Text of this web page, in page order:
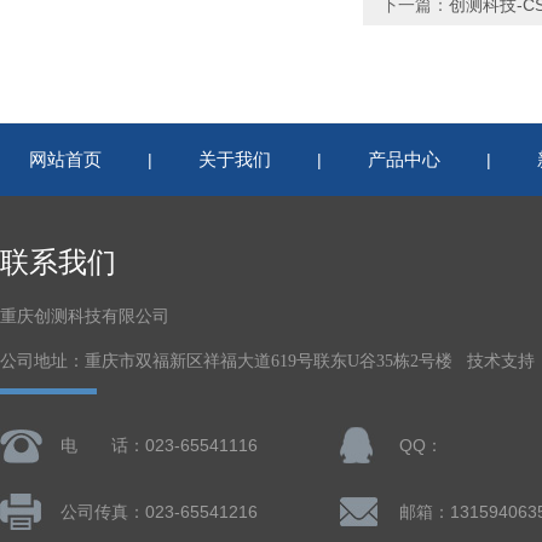
下一篇： 创测科技-
网站首页 | 关于我们 | 产品中心 |
联系我们
重庆创测科技有限公司
公司地址：重庆市双福新区祥福大道619号联东U谷35栋2号楼 技术支持
电 话：023-65541116 QQ：
公司传真：023-65541216 邮箱：